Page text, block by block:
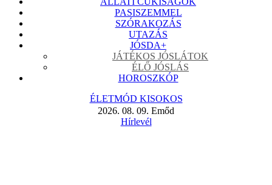
PASISZEMMEL
SZÓRAKOZÁS
UTAZÁS
JÓSDA+
JÁTÉKOS JÓSLÁTOK
ÉLŐ JÓSLÁS
HOROSZKÓP
ÉLETMÓD KISOKOS
2026. 08. 09. Emőd
Hírlevél